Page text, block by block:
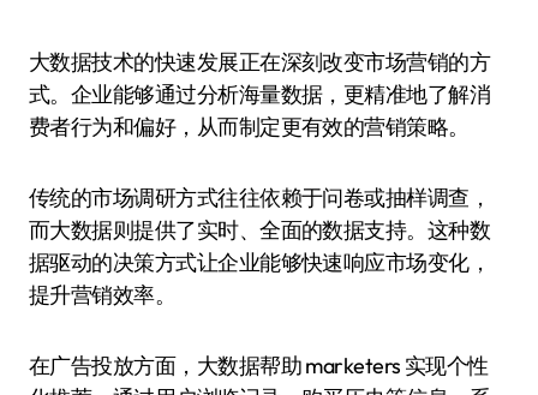
大数据技术的快速发展正在深刻改变市场营销的方
式。企业能够通过分析海量数据，更精准地了解消
费者行为和偏好，从而制定更有效的营销策略。
传统的市场调研方式往往依赖于问卷或抽样调查，
而大数据则提供了实时、全面的数据支持。这种数
据驱动的决策方式让企业能够快速响应市场变化，
提升营销效率。
在广告投放方面，大数据帮助 marketers 实现个性